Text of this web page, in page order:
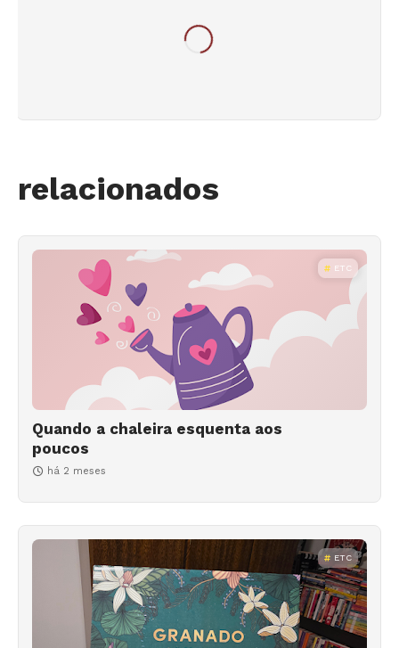
relacionados
ETC
Quando a chaleira esquenta aos
poucos
há 2 meses
ETC